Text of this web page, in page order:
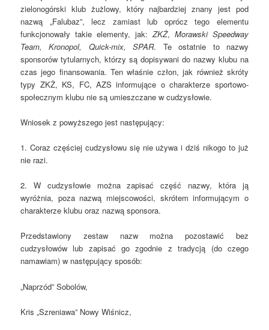
zielonogórski klub żużlowy, który najbardziej znany jest pod
nazwą „Falubaz”, lecz zamiast lub oprócz tego elementu
funkcjonowały takie elementy, jak:ZKŻ, Morawski Speedway
Team, Kronopol, Quick-mix, SPAR. Te ostatnie to nazwy
sponsorów tytularnych, którzy są dopisywani do nazwy klubu na
czas jego finansowania. Ten właśnie człon, jak również skróty
typy ZKŻ, KS, FC, AZS informujące o charakterze sportowo-
społecznym klubu nie są umieszczane w cudzysłowie.
Wniosek z powyższego jest następujący:
1. Coraz częściej cudzysłowu się nie używa i dziś nikogo to już
nie razi.
2. W cudzysłowie można zapisać część nazwy, która ją
wyróżnia, poza nazwą miejscowości, skrótem informującym o
charakterze klubu oraz nazwą sponsora.
Przedstawiony zestaw nazw można pozostawić bez
cudzysłowów lub zapisać go zgodnie z tradycją (do czego
namawiam) w następujący sposób:
„Naprzód” Sobolów,
Kris „Szreniawa” Nowy Wiśnicz,